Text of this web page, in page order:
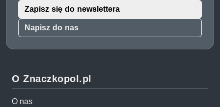
Napisz do nas
Zapisz się do newslettera
O Znaczkopol.pl
O nas